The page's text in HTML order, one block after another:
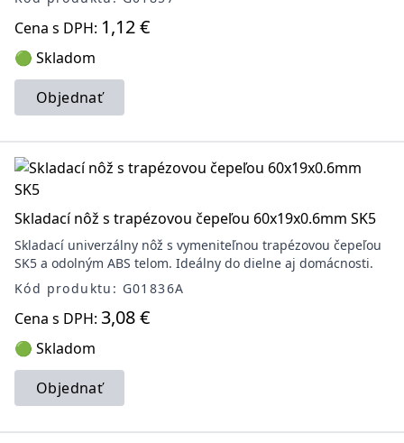
Cena s DPH: 1,12 €
🟢 Skladom
Objednať
Skladací nôž s trapézovou čepeľou 60x19x0.6mm SK5
Skladací univerzálny nôž s vymeniteľnou trapézovou čepeľou
SK5 a odolným ABS telom. Ideálny do dielne aj domácnosti.
Kód produktu: G01836A
Cena s DPH: 3,08 €
🟢 Skladom
Objednať